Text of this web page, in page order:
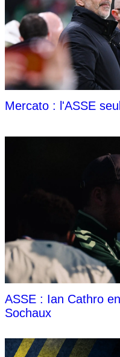
Mercato : l'ASSE
ASSE : Ian Cathro
Sochaux